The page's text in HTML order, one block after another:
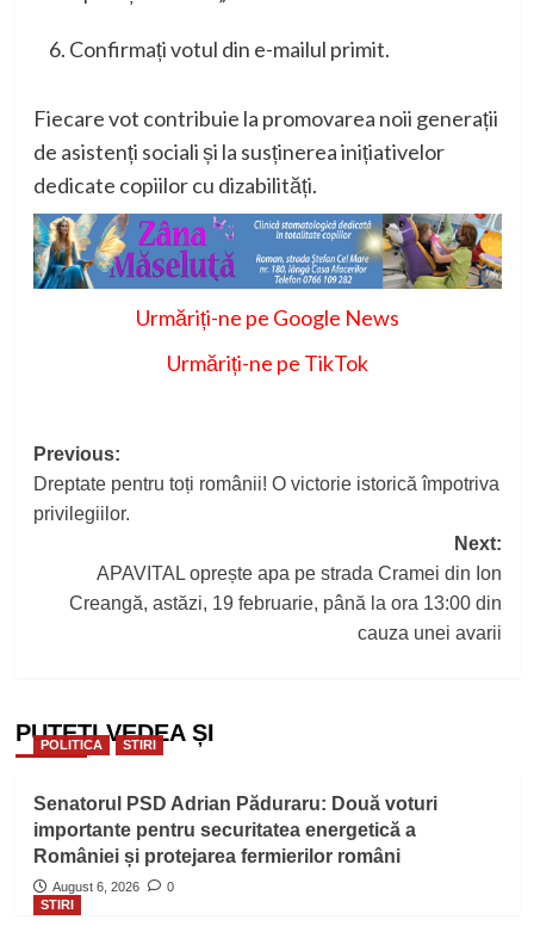
Confirmați votul din e-mailul primit.
Fiecare vot contribuie la promovarea noii generații
de asistenți sociali și la susținerea inițiativelor
dedicate copiilor cu dizabilități.
Urmăriți-ne pe Google News
Urmăriți-ne pe TikTok
Post
navigation
Previous:
Dreptate pentru toți românii! O victorie istorică împotriva
privilegiilor.
Next:
APAVITAL oprește apa pe strada Cramei din Ion
Creangă, astăzi, 19 februarie, până la ora 13:00 din
cauza unei avarii
PUTEȚI VEDEA ȘI
POLITICA STIRI
Senatorul PSD Adrian Păduraru: Două voturi
importante pentru securitatea energetică a
României și protejarea fermierilor români
August 6, 2026
0
STIRI